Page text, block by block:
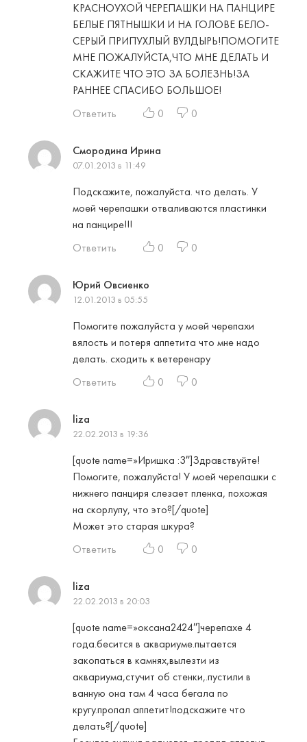
КРАСНОУХОЙ ЧЕРЕПАШКИ НА ПАНЦИРЕ
БЕЛЫЕ ПЯТНЫШКИ И НА ГОЛОВЕ БЕЛО-
СЕРЫЙ ПРИПУХЛЫЙ ВУЛДЫРЬ!ПОМОГИТЕ
МНЕ ПОЖАЛУЙСТА,ЧТО МНЕ ДЕЛАТЬ И
СКАЖИТЕ ЧТО ЭТО ЗА БОЛЕЗНЬ!ЗА
РАННЕЕ СПАСИБО БОЛЬШОЕ!
Ответить
0 0
Смородина Ирина
07.01.2013 в 11:49
Подскажите, пожалуйста. что делать. У
моей черепашки отваливаются пластинки
на панцире!!!
Ответить
0 0
Юрий Овсиенко
12.01.2013 в 05:55
Помогите пожалуйста у моей черепахи
вялость и потеря аппетита что мне надо
делать. сходить к ветеренару
Ответить
0 0
liza
22.02.2013 в 19:36
[quote name=»Иришка :3″]Здравствуйте!
Помогите, пожалуйста! У моей черепашки с
нижнего панциря слезает пленка, похожая
на скорлупу, что это?[/quote]
Может это старая шкура?
Ответить
0 0
liza
22.02.2013 в 20:03
[quote name=»оксана2424″]черепахе 4
года.бесится в аквариуме.пытается
закопаться в камнях,вылезти из
аквариума,стучит об стенки,.пустили в
ванную она там 4 часа бегала по
кругу.пропал аппетит!подскажите что
делать?[/quote]